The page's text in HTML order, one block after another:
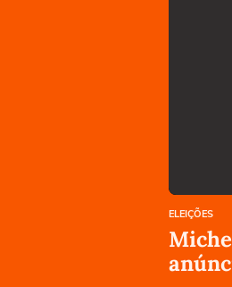
ELEIÇÕES